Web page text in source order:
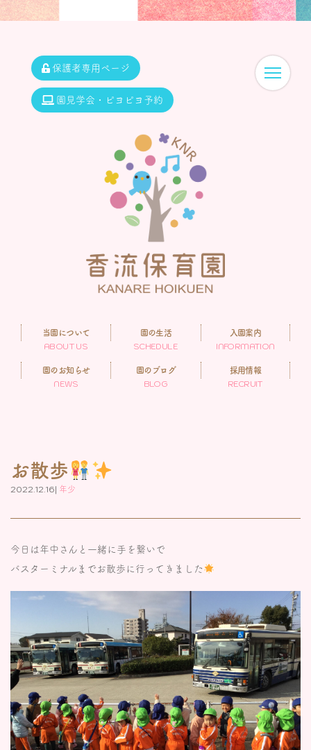
保護者専用ページ
園見学会・ピヨピヨ予約
当園について
ABOUT US
園の生活
SCHEDULE
入園案内
INFORMATION
園のお知らせ
NEWS
園のブログ
BLOG
採用情報
RECRUIT
お散歩
2022.12.16| 年少
今日は年中さんと一緒に手を繋いで
バスターミナルまでお散歩に行ってきました